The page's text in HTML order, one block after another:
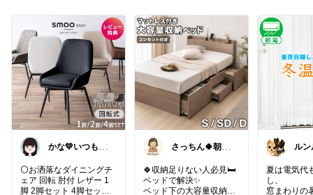
かな💛いつもあ
ます
⚪️お洒落なダイニングチ
ェア 回転 肘付 レザー 1
脚 2脚セット 4脚セット
さっちん🍀朝コ
🍀収納足りない人必見🛏️
ベッドで解決✨
ベッド下の大容量収納で
ルン
夏は電気代
し、
窓まわりの